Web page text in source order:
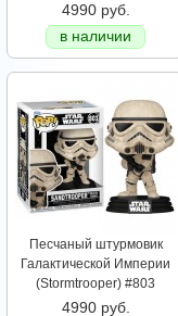
4990 руб.
в наличии
Песчаный штурмовик
Галактической Империи
(Stormtrooper) #803
4990 руб.